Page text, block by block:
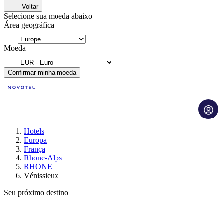
Voltar
Selecione sua moeda abaixo
Área geográfica
Moeda
Confirmar minha moeda
Hotels
Europa
França
Rhone-Alps
RHONE
Vénissieux
Seu próximo destino